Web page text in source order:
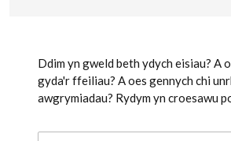
Ddim yn gweld beth ydych eisiau? A
gyda'r ffeiliau? A oes gennych chi
awgrymiadau? Rydym yn croesawu